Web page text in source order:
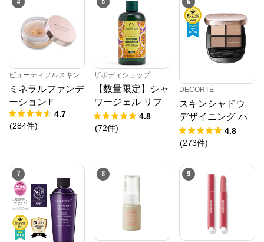
ビューティフルスキン
ミネラルファンデ
ーションＦ
4.7
(284件)
ザボディショップ
【数量限定】シャ
ワージェル リフ
レッシング PF
4.8
(72件)
DECORTÉ
スキンシャドウ
デザイニング パ
レット
4.8
(273件)
7 8 9